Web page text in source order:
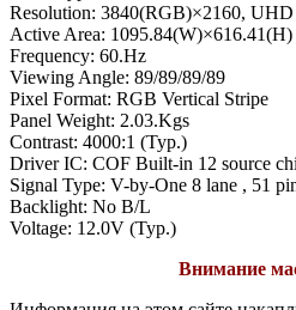
Resolution: 3840(RGB)×2160, UHD
Active Area: 1095.84(W)×616.41(H)
Frequency: 60.Hz
Viewing Angle: 89/89/89/89
Pixel Format: RGB Vertical Stripe
Panel Weight: 2.03.Kgs
Contrast: 4000:1 (Typ.)
Driver IC: COF Built-in 12 source
Signal Type: V-by-One 8 lane , 51
Backlight: No B/L
Voltage: 12.0V (Typ.)
Внимание